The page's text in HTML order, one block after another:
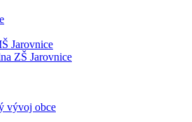
Jarovnice
ZŠ Jarovnice
vývoj obce